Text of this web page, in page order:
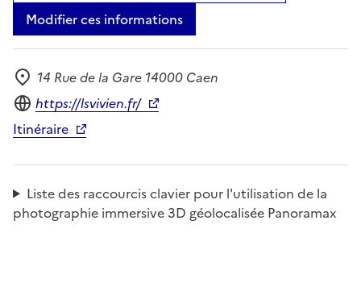
Modifier ces informations
Adresse
14 Rue de la Gare 14000 Caen
Site internet
https://lsvivien.fr/
Itinéraire
Liste des raccourcis clavier pour l'utilisation de la
photographie immersive 3D géolocalisée Panoramax